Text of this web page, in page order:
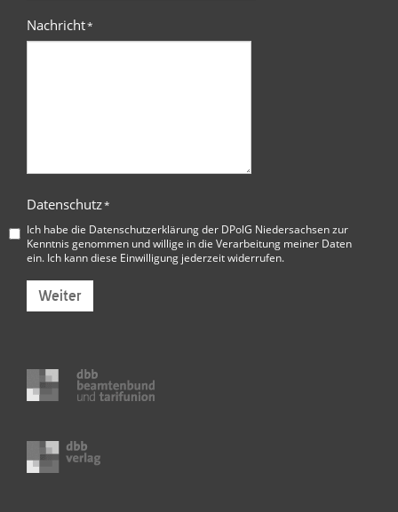
Nachricht*
Datenschutz*
Ich habe die Datenschutzerklärung der DPolG Niedersachsenzur
Kenntnis genommen und willige in die Verarbeitung meiner Daten
ein. Ich kann diese Einwilligung jederzeit widerrufen.
Weiter